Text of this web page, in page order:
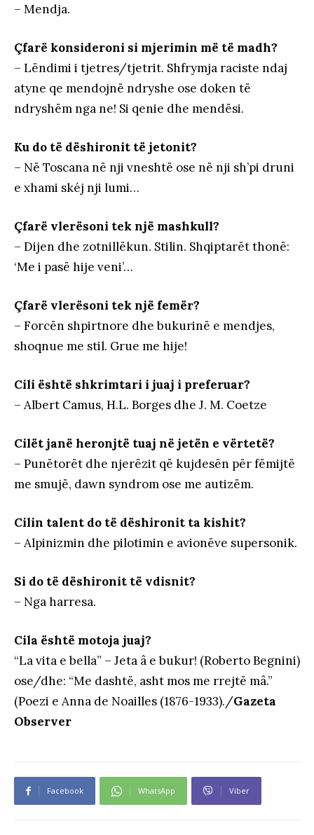
– Mendja.
Çfarë konsideroni si mjerimin më të madh?
– Lëndimi i tjetres/tjetrit. Shfrymja raciste ndaj
atyne qe mendojnë ndryshe ose doken të
ndryshëm nga ne! Si qenie dhe mendësi.
Ku do të dëshironit të jetonit?
– Në Toscana në nji vneshtë ose në nji sh’pi druni
e xhami skéj nji lumi…
Çfarë vlerësoni tek një mashkull?
– Dijen dhe zotnillëkun. Stilin. Shqiptarët thonë:
‘Me i pasë hije veni’…
Çfarë vlerësoni tek një femër?
– Forcën shpirtnore dhe bukurinë e mendjes,
shoqnue me stil. Grue me hije!
Cili është shkrimtari i juaj i preferuar?
– Albert Camus, H.L. Borges dhe J. M. Coetze
Cilët janë heronjtë tuaj në jetën e vërtetë?
– Punëtorët dhe njerëzit që kujdesën për fëmijtë
me smujë, dawn syndrom ose me autizëm.
Cilin talent do të dëshironit ta kishit?
– Alpinizmin dhe pilotimin e avionëve supersonik.
Si do të dëshironit të vdisnit?
– Nga harresa.
Cila është motoja juaj?
“La vita e bella” – Jeta â e bukur! (Roberto Begnini)
ose/dhe: “Me dashtë, asht mos me rrejtë mâ.”
(Poezi e Anna de Noailles (1876-1933)./Gazeta
Observer
Facebook WhatsApp Viber